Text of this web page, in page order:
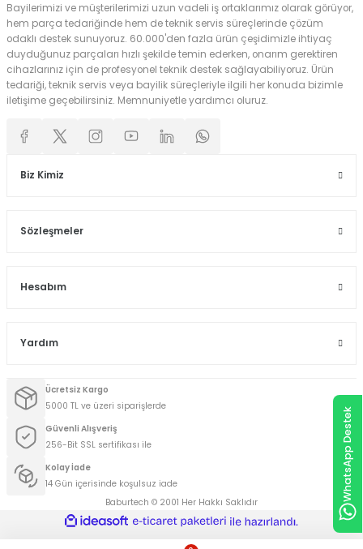
Bayilerimizi ve müşterilerimizi uzun vadeli iş ortaklarımız olarak görüyor,
hem parça tedariğinde hem de teknik servis süreçlerinde çözüm
odaklı destek sunuyoruz. 60.000'den fazla ürün çeşidimizle ihtiyaç
duyduğunuz parçaları hızlı şekilde temin ederken, onarım gerektiren
cihazlarınız için de profesyonel teknik destek sağlayabiliyoruz. Ürün
tedariği, teknik servis veya bayilik süreçleriyle ilgili her konuda bizimle
iletişime geçebilirsiniz. Memnuniyetle yardımcı oluruz.
Biz Kimiz
Sözleşmeler
Hesabım
Yardım
Ücretsiz Kargo
5000 TL ve üzeri siparişlerde
Güvenli Alışveriş
256-Bit SSL sertifikası ile
Kolay İade
14 Gün içerisinde koşulsuz iade
Baburtech © 2001 Her Hakkı Saklıdır
WhatsApp Destek
ideasoft
e-
hazırlandı.